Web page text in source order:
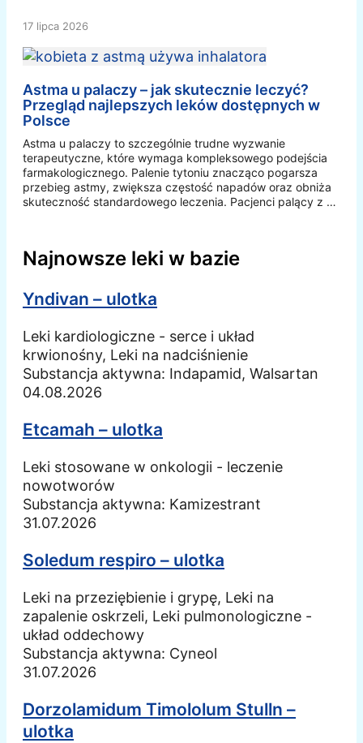
17 lipca 2026
Astma u palaczy – jak skutecznie leczyć?
Przegląd najlepszych leków dostępnych w
Polsce
Astma u palaczy to szczególnie trudne wyzwanie
terapeutyczne, które wymaga kompleksowego podejścia
farmakologicznego. Palenie tytoniu znacząco pogarsza
przebieg astmy, zwiększa częstość napadów oraz obniża
skuteczność standardowego leczenia. Pacjenci palący z …
Najnowsze leki w bazie
Yndivan – ulotka
Leki kardiologiczne - serce i układ
krwionośny, Leki na nadciśnienie
Substancja aktywna: Indapamid, Walsartan
04.08.2026
Etcamah – ulotka
Leki stosowane w onkologii - leczenie
nowotworów
Substancja aktywna: Kamizestrant
31.07.2026
Soledum respiro – ulotka
Leki na przeziębienie i grypę, Leki na
zapalenie oskrzeli, Leki pulmonologiczne -
układ oddechowy
Substancja aktywna: Cyneol
31.07.2026
Dorzolamidum Timololum Stulln –
ulotka